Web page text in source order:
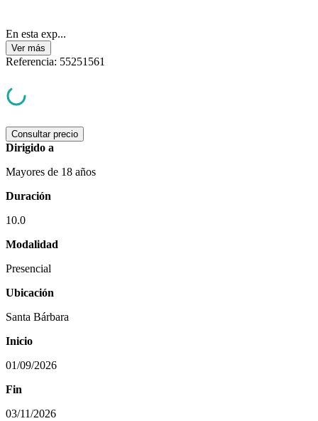
En esta exp...
Ver más
Referencia: 55251561
Consultar precio
Dirigido a
Mayores de 18 años
Duración
10.0
Modalidad
Presencial
Ubicación
Santa Bárbara
Inicio
01/09/2026
Fin
03/11/2026